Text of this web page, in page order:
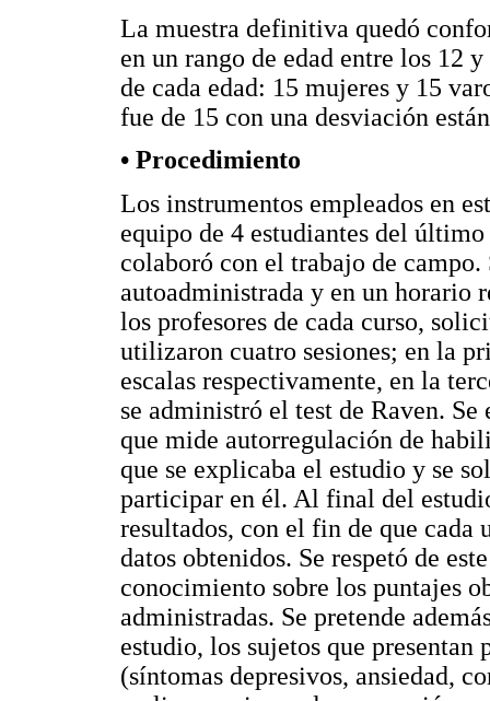
La muestra definitiva quedó
en un rango de edad entre los 12
de cada edad: 15 mujeres y 15
fue de 15 con una desviación
• Procedimiento
Los instrumentos empleados en
equipo de 4 estudiantes del
colaboró con el trabajo de
autoadministrada y en un horario
los profesores de cada curso,
utilizaron cuatro sesiones; en la
escalas respectivamente, en la
se administró el test de Raven.
que mide autorregulación de
que se explicaba el estudio y se
participar en él. Al final del
resultados, con el fin de que cada
datos obtenidos. Se respetó de
conocimiento sobre los puntajes
administradas. Se pretende
estudio, los sujetos que
(síntomas depresivos, ansiedad,